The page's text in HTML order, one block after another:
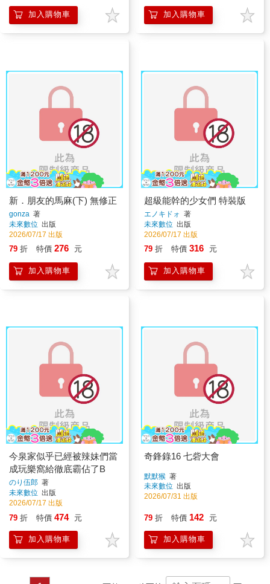
加入購物車 加入購物車
新．朋友的馬麻(下) 無修正
gonza 著
未來數位 出版
2026/07/17 出版
79 折 特價 276 元
加入購物車
超級能幹的少女們 特裝版
エノキドォ 著
未來數位 出版
2026/07/17 出版
79 折 特價 316 元
加入購物車
今泉家似乎已經被辣妹們當
成玩樂窩給徹底霸佔了B
のり伍郎 著
未來數位 出版
2026/07/17 出版
79 折 特價 474 元
加入購物車
奇鋒錄16 七砦大會
默默猴 著
未來數位 出版
2026/07/31 出版
79 折 特價 142 元
加入購物車